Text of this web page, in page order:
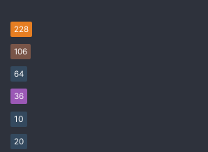
228
106
64
36
10
20